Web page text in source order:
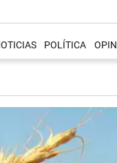
POLÍTICA